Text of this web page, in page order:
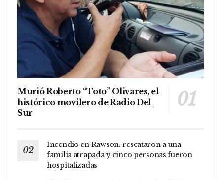
Murió Roberto “Toto” Olivares, el
histórico movilero de Radio Del
Sur
Incendio en Rawson: rescataron a una
familia atrapada y cinco personas fueron
hospitalizadas